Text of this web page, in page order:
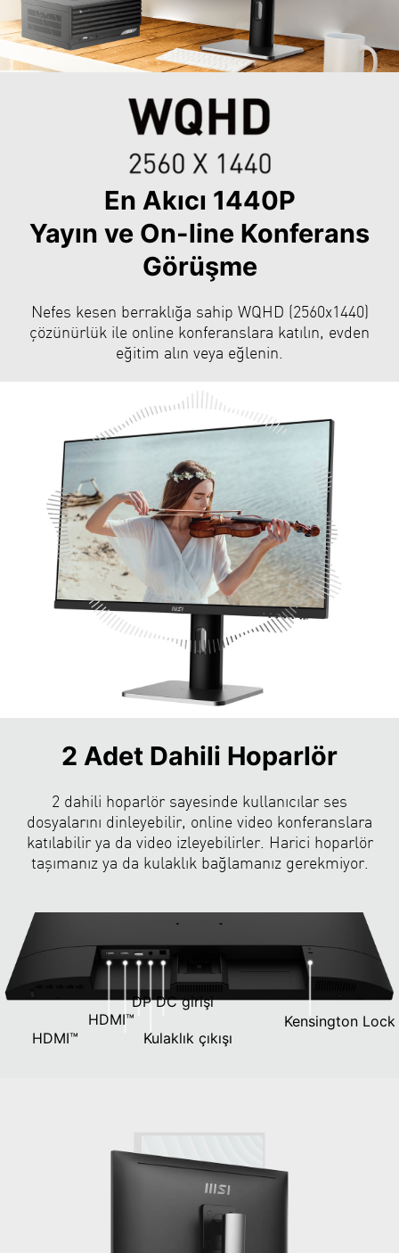
En Akıcı 1440P
Yayın ve On-line Konferans
Görüşme
Nefes kesen berraklığa sahip WQHD (2560x1440)
çözünürlük ile online konferanslara katılın, evden
eğitim alın veya eğlenin.
2 Adet Dahili Hoparlör
2 dahili hoparlör sayesinde kullanıcılar ses
dosyalarını dinleyebilir, online video konferanslara
katılabilir ya da video izleyebilirler. Harici hoparlör
taşımanız ya da kulaklık bağlamanız gerekmiyor.
HDMI™
HDMI™
Kulaklık çıkışı
DP DC girişi
Kensington Lock